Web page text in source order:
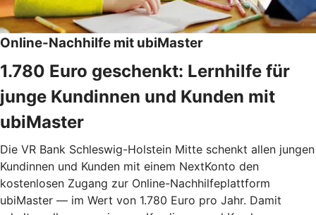
Online-Nachhilfe mit ubiMaster
1.780 Euro geschenkt: Lernhilfe für
junge Kundinnen und Kunden mit
ubiMaster
Die VR Bank Schleswig-Holstein Mitte schenkt allen jungen
Kundinnen und Kunden mit einem NextKonto den
kostenlosen Zugang zur Online-Nachhilfeplattform
ubiMaster — im Wert von 1.780 Euro pro Jahr. Damit